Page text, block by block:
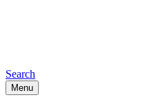
Search
Menu